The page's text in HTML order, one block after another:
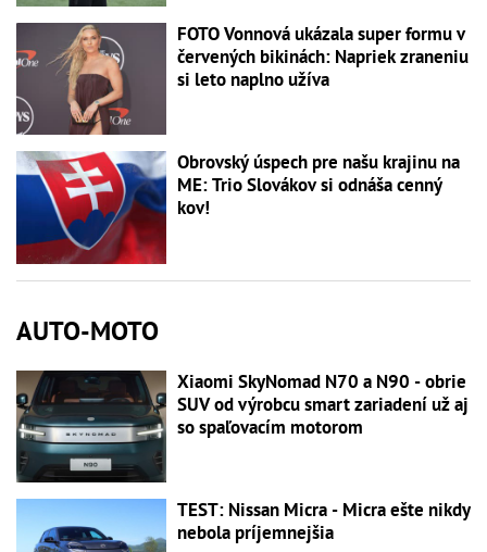
FOTO Vonnová ukázala super formu v
červených bikinách: Napriek zraneniu
si leto naplno užíva
Obrovský úspech pre našu krajinu na
ME: Trio Slovákov si odnáša cenný
kov!
AUTO-MOTO
Xiaomi SkyNomad N70 a N90 - obrie
SUV od výrobcu smart zariadení už aj
so spaľovacím motorom
TEST: Nissan Micra - Micra ešte nikdy
nebola príjemnejšia